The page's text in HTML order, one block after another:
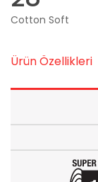
Cotton Soft
Ürün Özellikleri